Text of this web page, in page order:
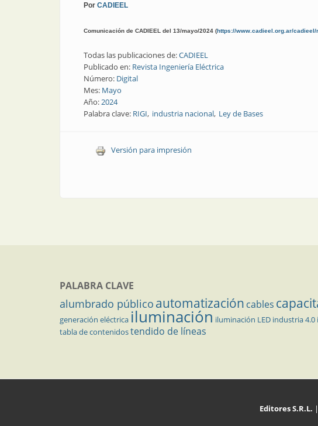
Por CADIEEL
Comunicación de CADIEEL del 13/mayo/2024 (https://www.cadieel.org.ar/
Todas las publicaciones de:CADIEEL
Publicado en: Revista Ingeniería Eléctrica
Número: Digital
Mes: Mayo
Año:2024
Palabra clave: RIGI industria nacional Ley de Bases
Versión para impresión
PALABRA CLAVE
alumbrado público automatización cables
generación eléctrica iluminación iluminación LED industria 4.0
tabla de contenidostendido de líneas
Editores S.R.L.